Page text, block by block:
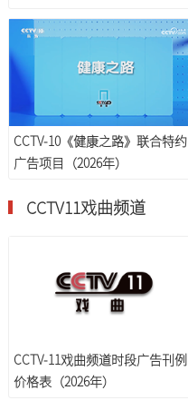
CCTV-10《健康之路》联合特约
广告项目（2026年）
CCTV11戏曲频道
CCTV-11戏曲频道时段广告刊例
价格表（2026年）